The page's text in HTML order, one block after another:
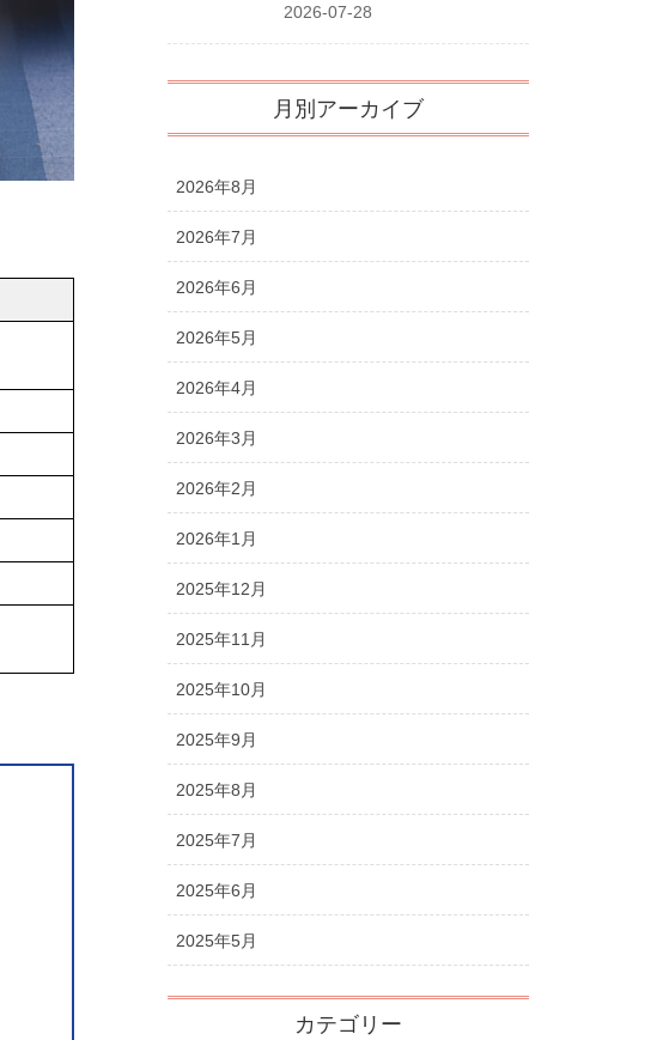
2026-07-28
月別アーカイブ
2026年8月
2026年7月
2026年6月
2026年5月
2026年4月
2026年3月
2026年2月
2026年1月
2025年12月
2025年11月
2025年10月
2025年9月
2025年8月
2025年7月
2025年6月
2025年5月
カテゴリー